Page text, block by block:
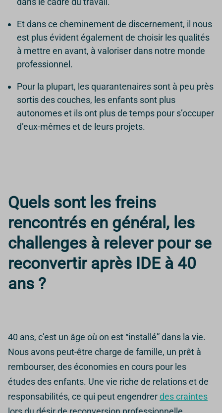
Et dans ce cheminement de discernement, il nous
est plus évident également de choisir les qualités
à mettre en avant, à valoriser dans notre monde
professionnel.
Pour la plupart, les quarantenaires sont à peu près
sortis des couches, les enfants sont plus
autonomes et ils ont plus de temps pour s’occuper
d’eux-mêmes et de leurs projets.
Quels sont les freins
rencontrés en général, les
challenges à relever pour se
reconvertir après IDE à 40
ans ?
40 ans, c’est un âge où on est “installé” dans la vie.
Nous avons peut-être charge de famille, un prêt à
rembourser, des économies en cours pour les
études des enfants. Une vie riche de relations et de
responsabilités, ce qui peut engendrerdes craintes